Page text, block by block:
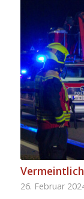
26. Februar